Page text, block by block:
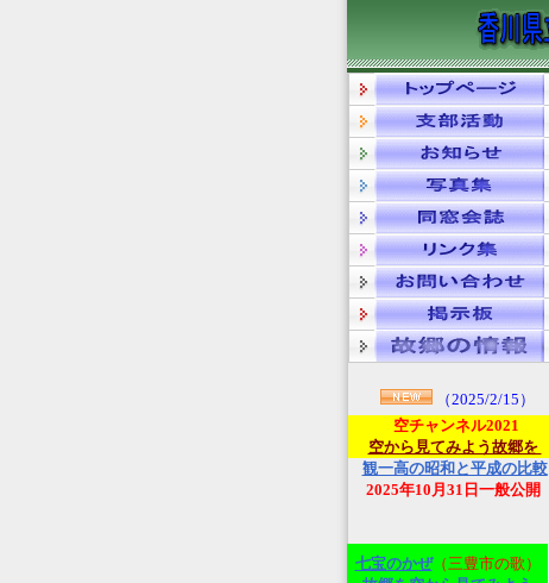
（2025/2/15）
空チャンネル2021
空から見てみよう故郷を
観一高の昭和と平成の比較
2025年10月31日一般公開
七宝のかぜ（三豊市の歌）